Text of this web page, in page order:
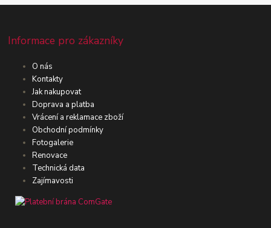
Informace pro zákazníky
O nás
Kontakty
Jak nakupovat
Doprava a platba
Vrácení a reklamace zboží
Obchodní podmínky
Fotogalerie
Renovace
Technická data
Zajímavosti